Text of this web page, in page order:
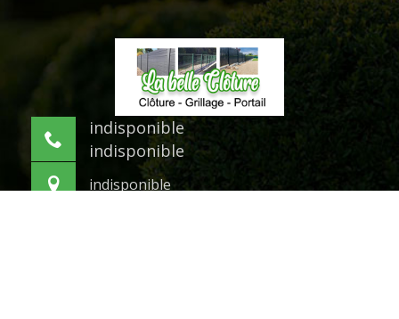
indisponible
indisponible
indisponible